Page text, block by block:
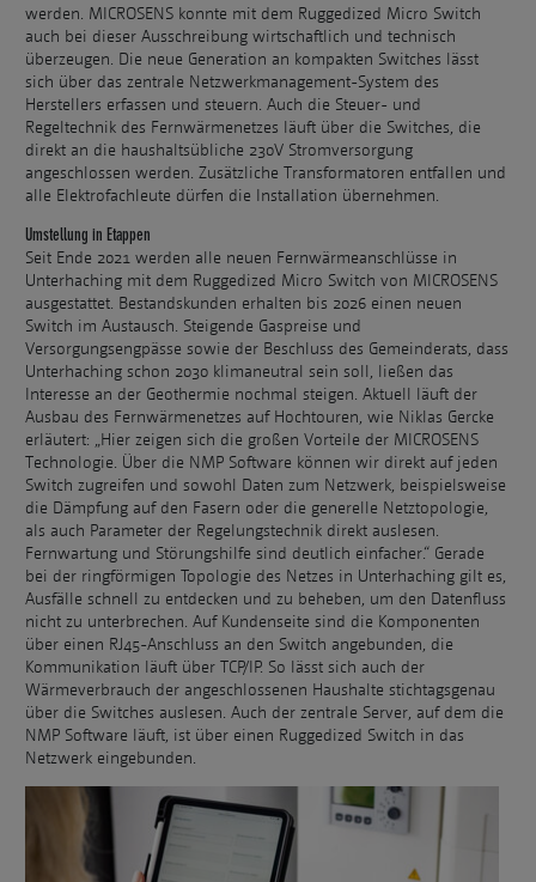
werden. MICROSENS konnte mit dem Ruggedized Micro Switch
auch bei dieser Ausschreibung wirtschaftlich und technisch
überzeugen. Die neue Generation an kompakten Switches lässt
sich über das zentrale Netzwerkmanagement-System des
Herstellers erfassen und steuern. Auch die Steuer- und
Regeltechnik des Fernwärmenetzes läuft über die Switches, die
direkt an die haushaltsübliche 230V Stromversorgung
angeschlossen werden. Zusätzliche Transformatoren entfallen und
alle Elektrofachleute dürfen die Installation übernehmen.
Umstellung in Etappen
Seit Ende 2021 werden alle neuen Fernwärmeanschlüsse in
Unterhaching mit dem Ruggedized Micro Switch von MICROSENS
ausgestattet. Bestandskunden erhalten bis 2026 einen neuen
Switch im Austausch. Steigende Gaspreise und
Versorgungsengpässe sowie der Beschluss des Gemeinderats, dass
Unterhaching schon 2030 klimaneutral sein soll, ließen das
Interesse an der Geothermie nochmal steigen. Aktuell läuft der
Ausbau des Fernwärmenetzes auf Hochtouren, wie Niklas Gercke
erläutert: „Hier zeigen sich die großen Vorteile der MICROSENS
Technologie. Über die NMP Software können wir direkt auf jeden
Switch zugreifen und sowohl Daten zum Netzwerk, beispielsweise
die Dämpfung auf den Fasern oder die generelle Netztopologie,
als auch Parameter der Regelungstechnik direkt auslesen.
Fernwartung und Störungshilfe sind deutlich einfacher.“ Gerade
bei der ringförmigen Topologie des Netzes in Unterhaching gilt es,
Ausfälle schnell zu entdecken und zu beheben, um den Datenfluss
nicht zu unterbrechen. Auf Kundenseite sind die Komponenten
über einen RJ45-Anschluss an den Switch angebunden, die
Kommunikation läuft über TCP/IP. So lässt sich auch der
Wärmeverbrauch der angeschlossenen Haushalte stichtagsgenau
über die Switches auslesen. Auch der zentrale Server, auf dem die
NMP Software läuft, ist über einen Ruggedized Switch in das
Netzwerk eingebunden.